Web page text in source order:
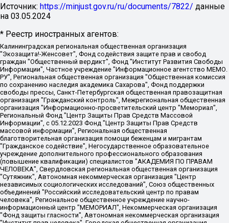
Источник: https://minjust.gov.ru/ru/documents/7822/ данные
на 03.05.2024
* Реестр иностранных агентов:
Калининградская региональная общественная организация "Экозащита!-Женсовет", Фонд содействия защите прав и свобод граждан "Общественный вердикт", Фонд "Институт Развития Свободы Информации", Частное учреждение "Информационное агентство МЕМО. РУ", Региональная общественная организация "Общественная комиссия по сохранению наследия академика Сахарова", Фонд поддержки свободы прессы, Санкт-Петербургская общественная правозащитная организация "Гражданский контроль", Межрегиональная общественная организация "Информационно-просветительский центр "Мемориал", Региональный Фонд "Центр Защиты Прав Средств Массовой Информации", с 05.12.2023 Фонд "Центр Защиты Прав Средств массовой информации", Региональная общественная благотворительная организация помощи беженцам и мигрантам "Гражданское содействие", Негосударственное образовательное учреждение дополнительного профессионального образования (повышение квалификации) специалистов "АКАДЕМИЯ ПО ПРАВАМ ЧЕЛОВЕКА", Свердловская региональная общественная организация "Сутяжник", Автономная некоммерческая организация "Центр независимых социологических исследований", Союз общественных объединений "Российский исследовательский центр по правам человека", Региональное общественное учреждение научно-информационный центр "МЕМОРИАЛ", Некоммерческая организация "Фонд защиты гласности", Автономная некоммерческая организация "Институт прав человека", Городская общественная организация "Екатеринбургское общество "МЕМОРИАЛ", Городская общественная организация "Рязанское историко-просветительское и правозащитное общество "Мемориал" (Рязанский Мемориал), Челябинский региональный орган общественной самодеятельности – женское общественное объединение "Женщины Евразии", Челябинский региональный орган общественной самодеятельности "Уральская правозащитная группа", Фонд содействия защите здоровья и социальной справедливости имени Андрея Рылькова, Автономная Некоммерческая Организация "Аналитический Центр Юрия Левады", Автономная некоммерческая организация социальной поддержки населения "Проект Апрель", Региональная общественная организация помощи женщинам и детям, находящимся в кризисной ситуации "Информационно-методический центр "Анна", Фонд содействия развитию массовых коммуникаций и правовому просвещению "Так-так-Так", Фонд содействия устойчивому развитию "Серебряная тайга", Свердловский региональный общественный фонд социальных проектов "Новое время", "Idel.Реалии", Кавказ.Реалии, Крым.Реалии, Телеканал Настоящее Время, Татаро-башкирская служба Радио Свобода (Azatliq Radiosi), Радио Свободная Европа/Радио Свобода (PCE/PC), "Сибирь.Реалии", "Фактограф", Благотворительный фонд помощи осужденным и их семьям, Автономная некоммерческая организация "Институт глобализации и социальных движений", Фонд "В защиту прав заключенных", Частное учреждение "Центр поддержки и содействия развитию средств массовой информации", Пензенский региональный общественный благотворительный фонд "Гражданский союз", "Север.Реалии", Некоммерческая организация Фонд "Правовая инициатива", Общество с ограниченной ответственностью "Радио Свободная Европа/Радио Свобода", Чешское информационное агентство "MEDIUM-ORIENT", Красноярская региональная общественная организация "Мы против СПИДа", Камалягин Денис Николаевич, Маркелов Сергей Евгеньевич, Пономарев Лев Александрович, Савицкая Людмила Алексеевна, Автономная некоммерческая организация "Центр по работе с проблемой насилия "НАСИЛИЮ.НЕТ", Межрегиональный профессиональный союз работников здравоохранения "Альянс врачей", Юридическое лицо, зарегистрированное в Латвийской Республике, SIA "Medusa Project" (регистрационный номер 40103797863, дата регистрации 10.06.2014), Некоммерческая организация "Фонд по борьбе с коррупцией", Автономная некоммерческая организация "Институт права и публичной политики", Баданин Роман Сергеевич, Гликин Максим Александрович, Железнова Мария Михайловна, Лукьянова Юлия Сергеевна, Маетная Елизавета Витальевна, Маняхин Петр Борисович, Чуракова Ольга Владимировна, Ярош Юлия Петровна, Юридическое лицо "The Insider SIA", зарегистрированное в Риге, Латвийская Республика (дата регистрации 26.06.2015), являющееся администратором доменного имени интернет-издания "The Insider SIA", https://theins.ru, Постернак Алексей Евгеньевич, Рубин Михаил Аркадьевич, Анин Роман Александрович, Юридическое лицо Istories fonds, зарегистрированное в Латвийской Республике (регистрационный номер 50008295751, дата регистрации 24.02.2020), Великовский Дмитрий Александрович, Долинина Ирина Николаевна, Мароховская Алеся Алексеевна, Шлейнов Роман Юрьевич, Шмагун Олеся Валентиновна, Общество с ограниченной ответственностью "Альтаир 2021", Общество с ограниченной ответственностью "Вега 2021", Общество с ограниченной ответственностью "Главный редактор 2021", Общество с ограниченной ответственностью "Ромашки монолит", Важенков Артем Валерьевич, Ивановская областная общественная организация "Центр гендерных исследований", Гурман Юрий Альбертович, Медиапроект "ОВД-Инфо", Егоров Владимир Владимирович, Жилинский Владимир Александрович, Общество с ограниченной ответственностью "ЗП", Иванова София Юрьевна, Карезина Инна Павловна, Кильтау Екатерина Викторовна, Петров Алексей Викторович, Пискунов Сергей Евгеньевич, Смирнов Сергей Сергеевич, Тихонов Михаил Сергеевич, Общество с ограниченной ответственностью "ЖУРНАЛИСТ-ИНОСТРАННЫЙ АГЕНТ", Арапова Галина Юрьевна, Вольтская Татьяна Анатольевна, Американская компания "Mason G.E.S. Anonymous Foundation" (США), являющаяся владельцем интернет-издания https://mnews.world/, Компания "Stichting Bellingcat", зарегистрированная в Нидерландах (дата регистрации 11.07.2018), Захаров Андрей Вячеславович, Клепиковская Екатерина Дмитриевна, Общество с ограниченной ответственностью "МЕМО", Перл Роман Александрович, Симонов Евгений Алексеевич, Соловьева Елена Анатольевна, Сотников Даниил Владимирович, Сурначева Елизавета Дмитриевна, Автономная некоммерческая организация по защите прав человека и информированию населения "Якутия – Наше Мнение", Общество с ограниченной ответственностью "Москоу диджитал медиа", с 26.01.2023 Общество с ограниченной ответственностью "Чайка Белые сады", Ветошкина Валерия Валерьевна, Заговора Максим Александрович, Межрегиональное общественное движение "Российская ЛГБТ - сеть", Оленичев Максим Владимирович, Павлов Иван Юрьевич, Скворцова Елена Сергеевна, Общество с ограниченной ответственностью "Как бы инагент", Кочетков Игорь Викторович, Общество с ограниченной ответственностью "Честные выборы", Еланчик Олег Александрович, Общество с ограниченной ответственностью "Нобелевский призыв", Гималова Регина Эмилевна, Григорьев Андрей Валерьевич, Григорьева Алина Александровна, Ассоциация по содействию защите прав призывников, альтернативнослужащих и военнослужащих "Правозащитная группа "Гражданин.Армия.Право", Хисамова Регина Фаритовна, Автономная некоммерческая организация по реализации социально-правовых программ "Лилит", Дальневосточное общественное движение "Маяк", Санкт-Петербургская ЛГБТ-инициативная группа "Выход", Инициативная группа ЛГБТ+ "Реверс", Алексеев Андрей Викторович, Бекбулатова Таисия Львовна, Беляев Иван Михайлович, Владыкина Елена Сергеевна, Гельман Марат Александрович, Никульшина Вероника Юрьевна, Толоконникова Надежда Андреевна, Шендерович Виктор Анатольевич, Общество с ограниченной ответственностью "Данное сообщение", Общество с ограниченной ответственностью Издательский дом "Новая глава", Айнбиндер Александра Александровна, Московский комьюнити-центр для ЛГБТ+инициатив, Благотворительный фонд развития филантропии, Deutsche Welle (Германия, Kurt-Schumacher-Strasse 3, 53113 Bonn), Борзунова Мария Михайловна, Воробьев Виктор Викторович, Голубева Анна Львовна, Константинова Алла Михайловна, Малкова Ирина Владимировна, Мурадов Мурад Абдулгалимович, Осетинская Елизавета Николаевна, Понасенков Евгений Николаевич, Ганапольский Матвей Юрьевич, Киселев Евгений Алексеевич, Борухович Ирина Григорьевна, Дремин Иван Тимофеевич, Дубровский Дмитрий Викторович, Красноярская региональная общественная организация поддержки и развития альтернативных образовательных технологий и межкультурных коммуникаций "ИНТЕРРА", Маяковская Екатерина Алексеевна, Фейгин Марк Захарович, Филимонов Андрей Викторович, Дзугкоева Регина Николаевна, Доброхотов Роман Александрович, Дудь Юрий Александрович, Елкин Сергей Владимирович, Кругликов Кирилл Игоревич, Сабунаева Мария Леонидовна, Семенов Алексей Владимирович, Шаинян Карен Багратович, Шульман Екатерина Михайловна, Асафьев Артур Валерьевич, Вахштайн Виктор Семенович, Венедиктов Алексей Алексеевич, Лушникова Екатерина Евгеньевна, Волков Леонид Михайлович, Невзоров Александр Глебович, Пархоменко Сергей Борисович, Сироткин Ярослав Николаевич, Кара-Мурза Владимир Владимирович, Баранова Наталья Владимировна, Гозман Леонид Яковлевич, Кагарлицкий Борис Юльевич, Климарев Михаил Валерьевич, Милов Владимир Станиславович, Автономная некоммерческая организация Краснодарский центр современного искусства "Типография", Моргенштерн Алишер Тагирович, Соболь Любовь Эдуардовна, Общество с ограниченной ответственностью "ЛИЗА НОРМ", Каспаров Гарри Кимович, Ходорковский Михаил Борисович, Общество с ограниченной ответственностью "Апрельские тезисы", Данилович Ирина Брониславовна, Кашин Олег Владимирович, Петров Николай Владимирович, Пивоваров Алексей Владимирович, Соколов Михаил Владимирович, Цветкова Юлия Владимировна, Чичваркин Евгений Александрович, Комитет против пыток/Команда против пыток, Общество с ограниченной ответственностью "Первый научный", Общество с ограниченной ответственностью "Вертолет и ко", Белоцерковская Вероника Борисовна, Кац Максим Евгеньевич, Лазарева Татьяна Юрьевна, Шаведдинов Руслан Табризович, Яшин Илья Валерьевич, Общество с ограниченной ответственностью "Иноагент ААВ", Алешковский Дмитрий Петрович, Альбац Евгения Марковна, Быков Дмитрий Львович, Галямина Юлия Евгеньевна, Лойко Сергей Леонидович, Мартынов Кирилл Константинович, Медведев Сергей Александрович, Крашенинников Федор Геннадиевич, Гордеева Катерина Вл